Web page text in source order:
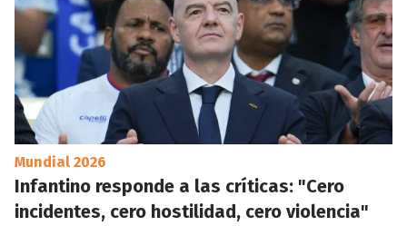
Mundial 2026
Infantino responde a las críticas: "Cero
incidentes, cero hostilidad, cero violencia"